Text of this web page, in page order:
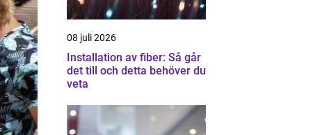
08 juli 2026
Installation av fiber: Så går
det till och detta behöver du
veta